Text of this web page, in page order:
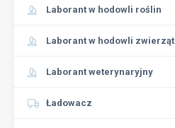
Laborant w hodowli roślin
Laborant w hodowli zwierząt
Laborant weterynaryjny
Ładowacz